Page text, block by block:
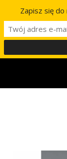
Zapisz się